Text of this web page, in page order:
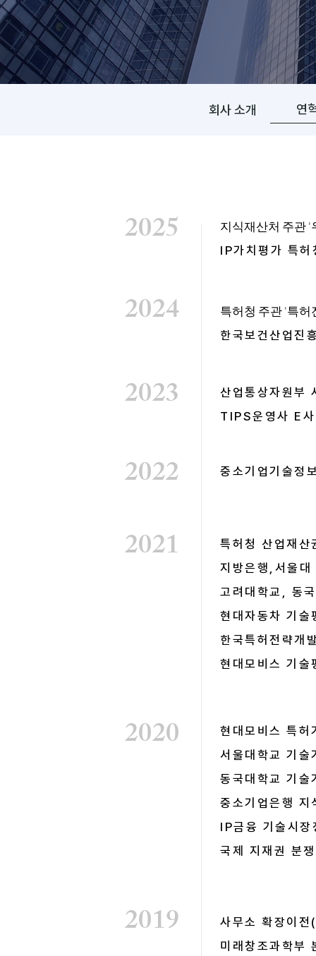
회사 소개 연
2025
2024
2023
2022
2021
2020
2019
지식재산처 주관
IP가치평가 특
특허청 주관 '특
한국보건산업진
산업통상자원부
TIPS운영사 E
중소기업기술정
특허청 산업재
지방은행,서울
고려대학교, 동
현대자동차 기
한국특허전략개
현대모비스 기술
현대모비스 특
서울대학교 기
동국대학교 기
중소기업은행
IP금융 기술시
국제 지재권 분
사무소 확장이
미래창조과학부